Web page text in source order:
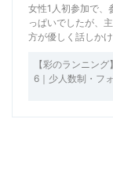
女性1人初参加で、
っぱいでしたが、
方が優しく話しか
【彩のランニン
6｜少人数制・フ